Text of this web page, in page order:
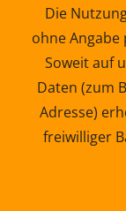
Die
ohne
Soweit auf
Daten (zum
Adresse)
freiwilliger